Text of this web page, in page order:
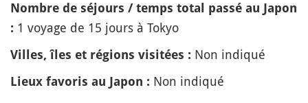
Nombre de séjours / temps total passé au Japon
: 1 voyage de 15 jours à Tokyo
Villes, îles et régions visitées : Non indiqué
Lieux favoris au Japon : Non indiqué